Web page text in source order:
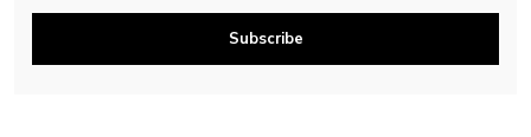
Subscribe